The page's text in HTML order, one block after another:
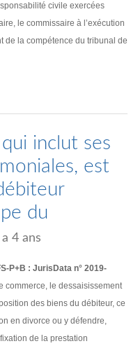
civile exercées
le commissaire à l’exécution
de la compétence du tribunal de
inclut ses
est
du
4 ans
P+B : JurisData n° 2019-
commerce, le dessaisissement
des biens du débiteur, ce
en divorce ou y défendre,
de la prestation